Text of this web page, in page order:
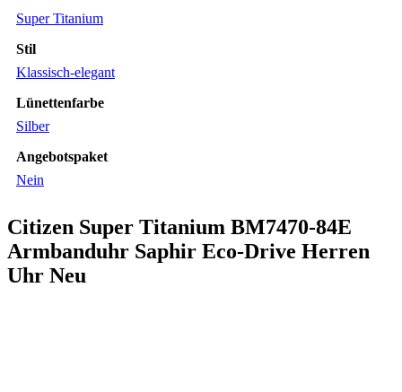
Super Titanium
Stil
Klassisch-elegant
Lünettenfarbe
Silber
Angebotspaket
Nein
Citizen Super Titanium BM7470-84E
Armbanduhr Saphir Eco-Drive Herren
Uhr Neu